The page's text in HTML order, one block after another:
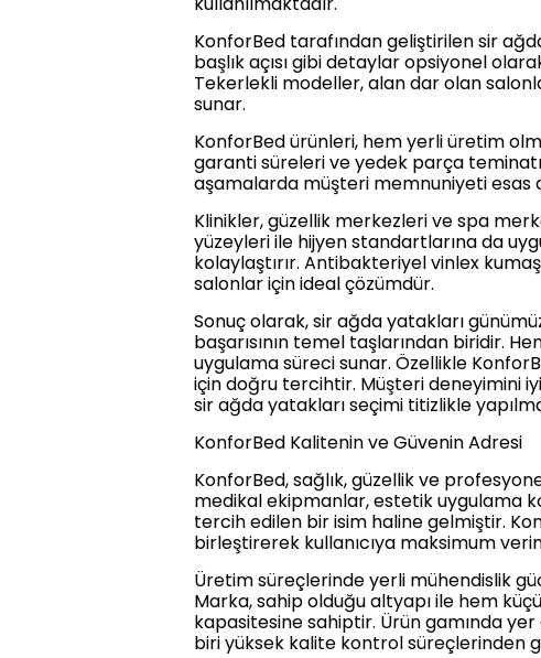
KonforBed tarafından geliştirilen sir
başlık açısı gibi detaylar opsiyonel
Tekerlekli modeller, alan dar olan
sunar.
KonforBed ürünleri, hem yerli üretim
garanti süreleri ve yedek parça
aşamalarda müşteri memnuniyeti esas
Klinikler, güzellik merkezleri ve spa
yüzeyleri ile hijyen standartlarına da
kolaylaştırır. Antibakteriyel vinlex
salonlar için ideal çözümdür.
Sonuç olarak, sir ağda yatakları
başarısının temel taşlarından biridir.
uygulama süreci sunar. Özellikle
için doğru tercihtir. Müşteri deneyimini
sir ağda yatakları seçimi titizlikle
KonforBed Kalitenin ve Güvenin Adresi
KonforBed, sağlık, güzellik ve
medikal ekipmanlar, estetik uygulama
tercih edilen bir isim haline gelmiştir.
birleştirerek kullanıcıya maksimum
Üretim süreçlerinde yerli mühendislik
Marka, sahip olduğu altyapı ile hem
kapasitesine sahiptir. Ürün gamında
biri yüksek kalite kontrol süreçlerinden